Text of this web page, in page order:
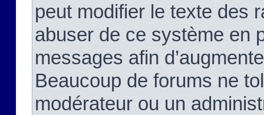
peut modifier le texte des
abuser de ce système en
messages afin
Beaucoup de forums ne
modérateur ou un